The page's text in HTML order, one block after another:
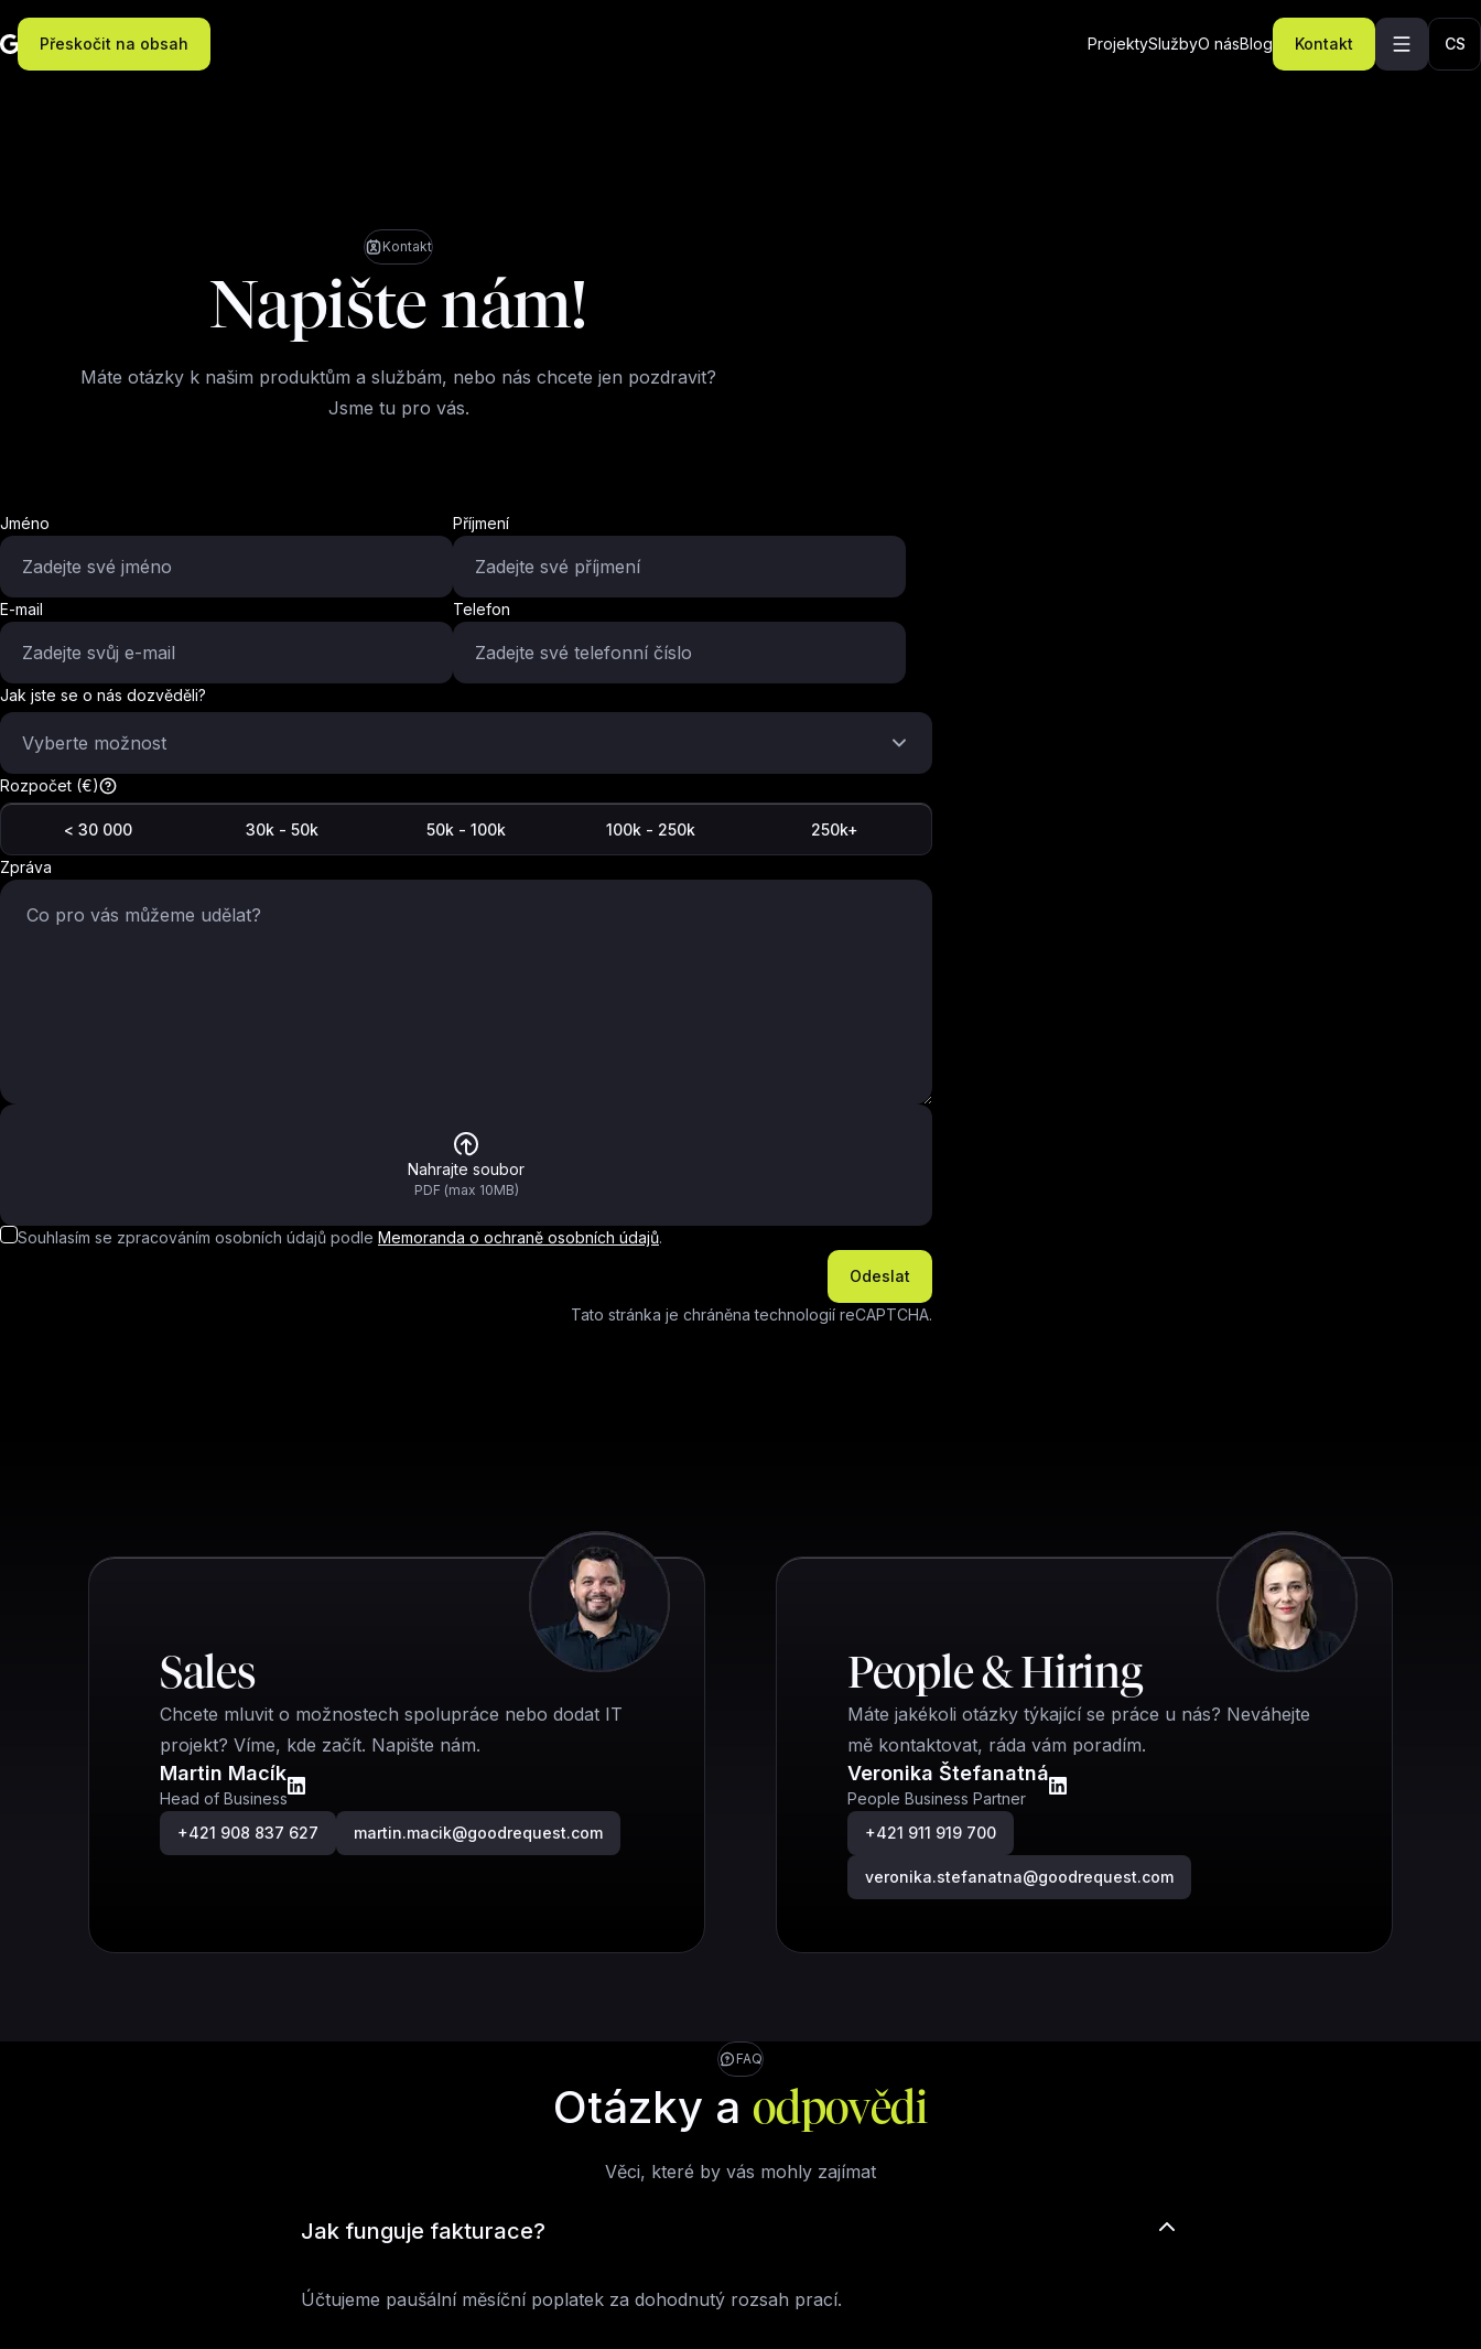
Přeskočit na obsah ProjektySlužbyO násBlog Kontakt CS
Kontakt
Napište nám!
Máte otázky k našim produktům a službám, nebo nás chcete jen pozdravit?
Jsme tu pro vás.
Jméno Příjmení
E-mail Telefon
Jak jste se o nás dozvěděli?
Vyberte možnost
Rozpočet (€)
< 30 000 30k - 50k 50k - 100k 100k - 250k
250k+
Zpráva
Nahrajte soubor
PDF (max 10MB)
Souhlasím se zpracováním osobních údajů podle Memoranda o ochraně osobních údajů.
Odeslat
Tato stránka je chráněna technologií reCAPTCHA.
Rychlý kontakt
Sales
Chcete mluvit o možnostech spolupráce nebo dodat IT
projekt? Víme, kde začít. Napište nám.
Martin Macík
Head of Business
+421 908 837 627
martin.macik@goodrequest.com
People & Hiring
Máte jakékoli otázky týkající se práce u nás? Neváhejte
mě kontaktovat, ráda vám poradím.
Veronika Štefanatná
People Business Partner
+421 911 919 700
veronika.stefanatna@goodrequest.com
FAQ
Otázky a odpovědi
Věci, které by vás mohly zajímat
Jak funguje fakturace?
Účtujeme paušální měsíční poplatek za dohodnutý rozsah prací.